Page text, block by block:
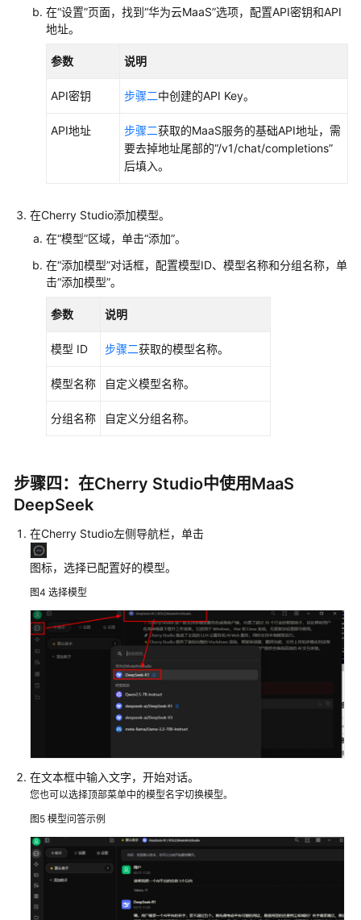
文
档
载
责
共
担
云
服
务
等
级
协
议
皮
书
源
支
持
区
域
在“设置”页面，找到“华为云MaaS”选项，配置API密钥和API
地址。
参数 说明
API密钥 步骤二中创建的API Key。
API地址 步骤二获取的MaaS服务的基础API地址，需
要去掉地址尾部的“/v1/chat/completions”
后填入。
在Cherry Studio添加模型。
在“模型”区域，单击“添加”。
在“添加模型”对话框，配置模型ID、模型名称和分组名称，单
击“添加模型”。
参数 说明
模型 ID 步骤二获取的模型名称。
模型名称 自定义模型名称。
分组名称 自定义分组名称。
步骤四：在Cherry Studio中使用MaaS
DeepSeek
在Cherry Studio左侧导航栏，单击
图标，选择已配置好的模型。
图4 选择模型
在文本框中输入文字，开始对话。
您也可以选择顶部菜单中的模型名字切换模型。
图5 模型问答示例